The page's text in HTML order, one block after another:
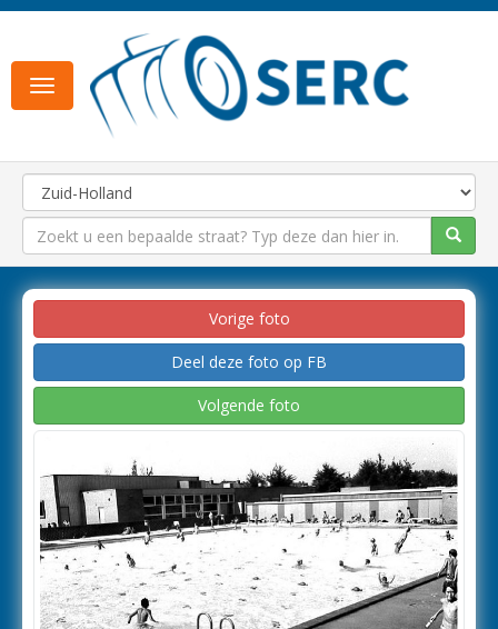
Toggle
navigation
Vorige foto
Deel deze foto op FB
Volgende foto